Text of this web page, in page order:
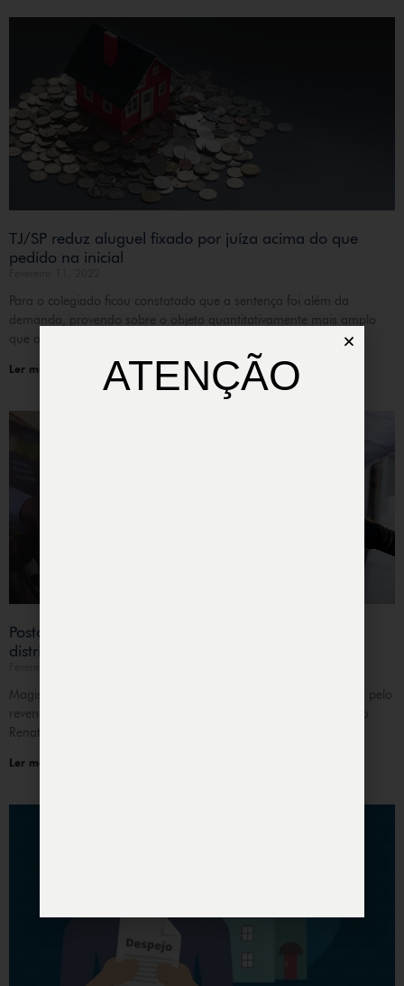
TJ/SP reduz aluguel fixado por juíza acima do que
pedido na inicial
Para o colegiado ficou constatado que a sentença foi além da
demanda, provendo sobre o objeto quantitativamente mais amplo
que o pedido, em julgamento ultra
Ler mais »
Posto revendedor consegue afastar multa de
distribuidora de combustível
Magistrada reconheceu que contrato foi cumprido integralmente pelo
revendedor. quinta-feira, 13 de agosto de 2020 A juíza de Direito
Renata Mota Maciel, da 2ª vara
Ler mais »
ATENÇÃO